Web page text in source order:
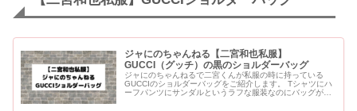
ジャにのちゃんねる【二宮和也私服】
GUCCI（グッチ）の黒のショルダーバッグ
ジャにのちゃんねるで二宮くんが私服の時に持っている
GUCCIのショルダーバッグをご紹介します。 Tシャツにハ
ーフパンツにサンダルというラフな服装なのにバッグが